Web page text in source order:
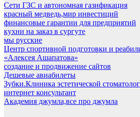
Сети ГЗС и автономная газификация
красный медведь,мир инвестиций
финансовые гарантии для предприятий
кухни на заказ в сургуте
мы русские
Центр спортивной подготовки и
«Алексея Ашапатова»
создание и продвижение сайтов
Дешевые авиабилеты
Зубки.Клиника эстетической
интернет консультант
Академия джумла,все про джумла